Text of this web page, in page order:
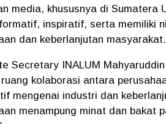
media, khususnya di
inspiratif, serta memiliki
dan keberlanjutan masyarakat.
Secretary INALUM
kolaborasi antara
mengenai industri dan
menampung minat dan bakat